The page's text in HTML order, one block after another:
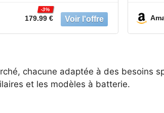
et 10 feuilles de
incluses, Câble de 5M
179.99 €
-3%
chacune adaptée à des besoins
et les modèles à batterie.